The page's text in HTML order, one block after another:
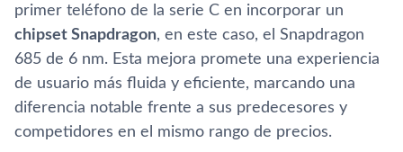
primer teléfono de la serie C en incorporar un
chipset Snapdragon, en este caso, el Snapdragon
685 de 6 nm. Esta mejora promete una experiencia
de usuario más fluida y eficiente, marcando una
diferencia notable frente a sus predecesores y
competidores en el mismo rango de precios.